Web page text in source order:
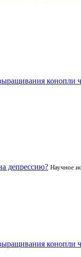
конопли
депрессию? Научное
конопли